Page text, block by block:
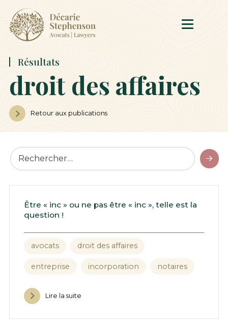
Résultats
droit des affaires
Retour aux publications
Être « inc » ou ne pas être « inc », telle est la
question !
avocats droit des affaires
entreprise incorporation notaires
Lire la suite